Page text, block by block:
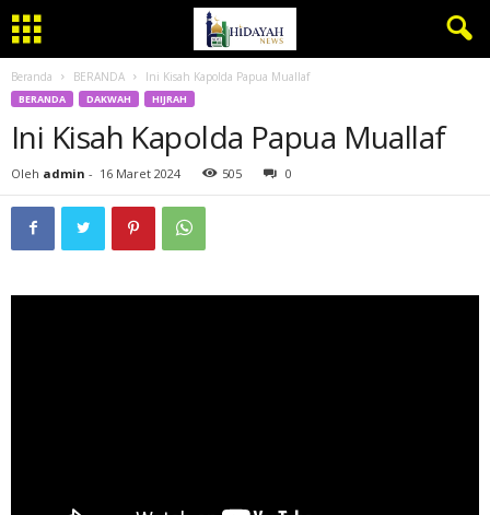
Beranda BERANDA Ini Kisah Kapolda Papua Muallaf
BERANDA DAKWAH HIJRAH
Ini Kisah Kapolda Papua Muallaf
Oleh admin - 16 Maret 2024 505 0